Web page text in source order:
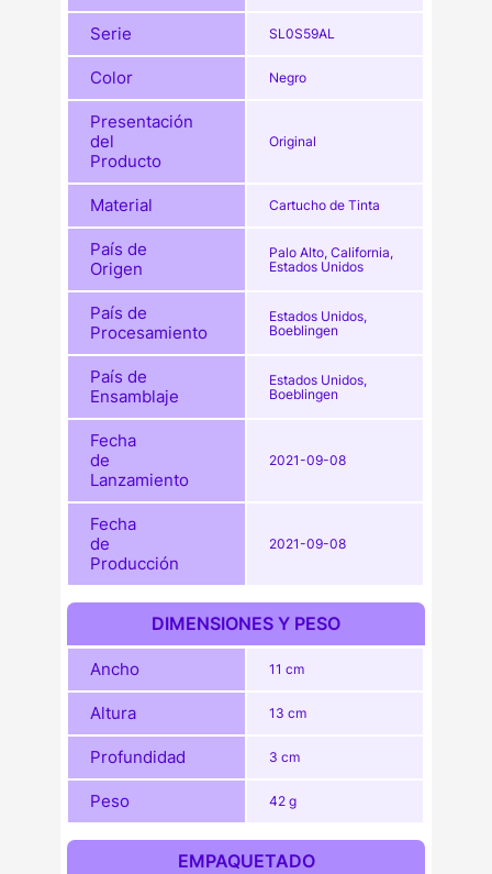
Serie SL0S59AL
Color Negro
Presentación
del
Producto
Original
Material Cartucho de Tinta
País de
Origen
Palo Alto, California,
Estados Unidos
País de
Procesamiento
Estados Unidos,
Boeblingen
País de
Ensamblaje
Estados Unidos,
Boeblingen
Fecha
de
Lanzamiento
2021-09-08
Fecha
de
Producción
2021-09-08
DIMENSIONES Y PESO
Ancho 11 cm
Altura 13 cm
Profundidad 3 cm
Peso 42 g
EMPAQUETADO